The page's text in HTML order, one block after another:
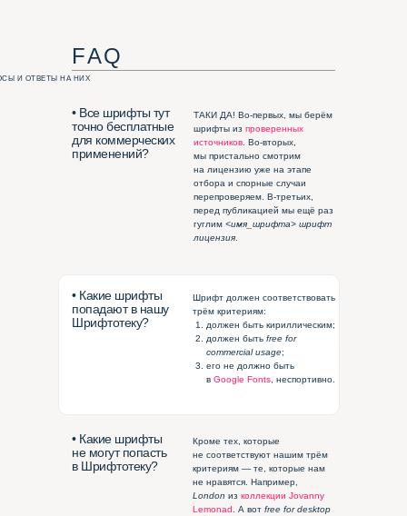
F A Q
И ОТВЕТЫ НА НИХ
• Все шрифты тут
точно бесплатные
для коммерческих
применений?
ТАКИ ДА! Во-первых, мы берём
шрифты из проверенных
источников . Во-вторых,
мы пристально смотрим
на лицензию уже на этапе
отбора и спорные случаи
перепроверяем. В-третьих,
перед публикацией мы ещё раз
гуглим <имя_шрифта> шрифт
лицензия
• Какие шрифты
попадают в нашу
Шрифтотеку?
Шрифт должен соответствовать
трём критериям:
должен быть кириллическим;
должен быть free for
commercial usage;
его не должно быть
в Google Fonts , неспортивно.
• Какие шрифты
не могут попасть
в Шрифтотеку?
Кроме тех, которые
не соответствуют нашим трём
критериям — те, которые нам
не нравятся. Например,
London из коллекции Jovanny
Lemonad . А вот free for desktop